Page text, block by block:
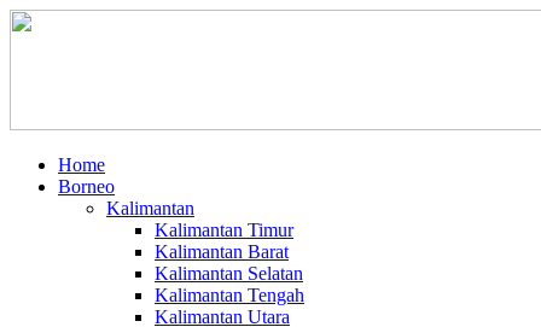
Home
Borneo
Kalimantan
Kalimantan Timur
Kalimantan Barat
Kalimantan Selatan
Kalimantan Tengah
Kalimantan Utara